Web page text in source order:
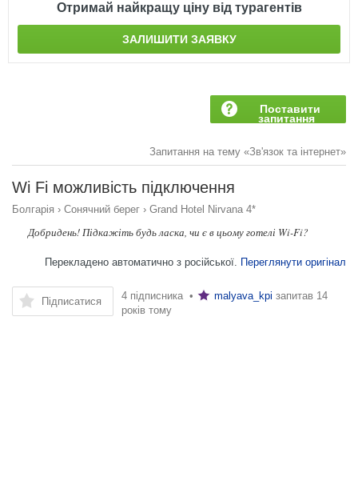
Отримай найкращу ціну від турагентів
ЗАЛИШИТИ ЗАЯВКУ
Поставити
запитання
Запитання на тему «Зв'язок та інтернет»
Wi Fi можливість підключення
Болгарія › Сонячний берег › Grand Hotel Nirvana 4*
Добридень! Підкажіть будь ласка, чи є в цьому готелі Wi-Fi?
Перекладено автоматично з російської. Переглянути оригінал
Підписатися 4 підписника • malyava_kpi запитав 14
років тому